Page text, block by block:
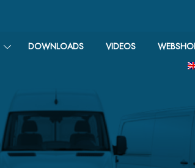
DOWNLOADS VIDEOS